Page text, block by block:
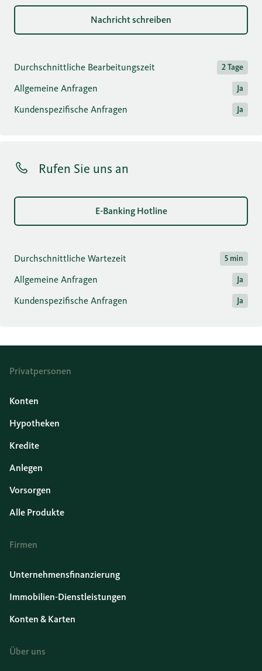
Nachricht schreiben
Durchschnittliche Bearbeitungszeit 2 Tage
Allgemeine Anfragen Ja
Kundenspezifische Anfragen Ja
Rufen Sie uns an
E-Banking Hotline
Durchschnittliche Wartezeit 5 min
Allgemeine Anfragen Ja
Kundenspezifische Anfragen Ja
Privatpersonen
Konten
Hypotheken
Kredite
Anlegen
Vorsorgen
Alle Produkte
Firmen
Unternehmensfinanzierung
Immobilien-Dienstleistungen
Konten & Karten
Über uns